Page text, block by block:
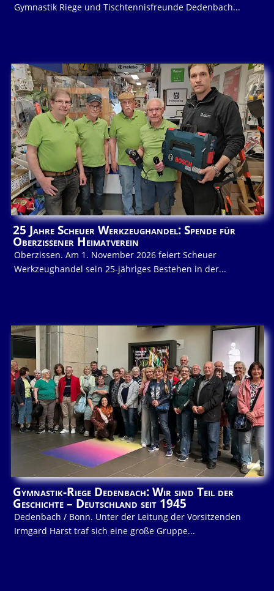
Gymnastik Riege und Tischtennisfreunde Dedenbach...
25 Jahre Scheuer Werkzeughandel: Spende für
Oberzissener Heimatverein
Oberzissen. Am 1. November 2026 feiert Scheuer
Werkzeughandel sein 25-jähriges Bestehen in der...
Gymnastik-Riege Dedenbach: Wir sind Teil der
Geschichte – Deutschland seit 1945
Dedenbach / Bonn. Unter der Leitung der Vorsitzenden
Irmgard Harst traf sich eine große Gruppe...